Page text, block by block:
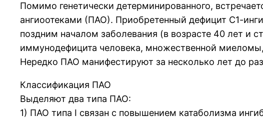
Помимо генетически детерминированного,
ангиоотеками (ПАО). Приобретенный дефицит С1-
поздним началом заболевания (в возрасте 40 лет и
иммунодефицита человека, множественной
Нередко ПАО манифестируют за несколько лет до
Классификация ПАО
Выделяют два типа ПАО:
1) ПАО типа I связан с повышением катаболизма